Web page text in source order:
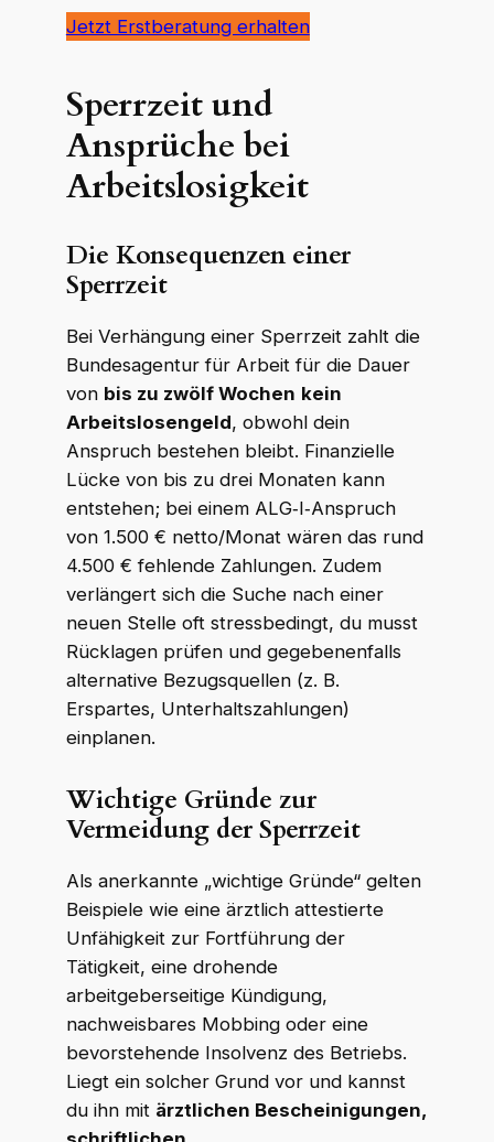
Jetzt Erstberatung erhalten
Sperrzeit und
Ansprüche bei
Arbeitslosigkeit
Die Konsequenzen einer
Sperrzeit
Bei Verhängung einer Sperrzeit zahlt die
Bundesagentur für Arbeit für die Dauer
von bis zu zwölf Wochen kein
Arbeitslosengeld, obwohl dein
Anspruch bestehen bleibt. Finanzielle
Lücke von bis zu drei Monaten kann
entstehen; bei einem ALG‑I‑Anspruch
von 1.500 € netto/Monat wären das rund
4.500 € fehlende Zahlungen. Zudem
verlängert sich die Suche nach einer
neuen Stelle oft stressbedingt, du musst
Rücklagen prüfen und gegebenenfalls
alternative Bezugsquellen (z. B.
Erspartes, Unterhaltszahlungen)
einplanen.
Wichtige Gründe zur
Vermeidung der Sperrzeit
Als anerkannte „wichtige Gründe“ gelten
Beispiele wie eine ärztlich attestierte
Unfähigkeit zur Fortführung der
Tätigkeit, eine drohende
arbeitgeberseitige Kündigung,
nachweisbares Mobbing oder eine
bevorstehende Insolvenz des Betriebs.
Liegt ein solcher Grund vor und kannst
du ihn mit ärztlichen Bescheinigungen,